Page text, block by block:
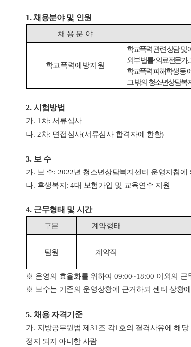
1. 채용분야 및 인원
채 용 분 야
학교폭력예방지원
학교폭력 관련 상담 및
외부 법률･의료전문가,
학교폭력 피해학생 등
그 밖의 청소년상담복
2. 시험방법
가. 1 차:서류심사
나. 2차: 면접심사(서류심사 합격자에 한함)
3. 보 수
가. 보 수: 2022년 청소년상담복지센터 운영지침에
나. 후생복지 : 4대 보험가입 및 교육연수 지원
4. 근무형태 및 시간
구분 계약형태
팀원 계약직
※ 운영의 효율화를 위하여 09:00~18:00 이외의 근
※ 보수는 기존의 운영상황에 근거하되 센터 상황
5. 채용 자격기준
가. 지방공무원법 제31 조 각1 호의 결격사유에 해당
정지 되지 아니한 사람